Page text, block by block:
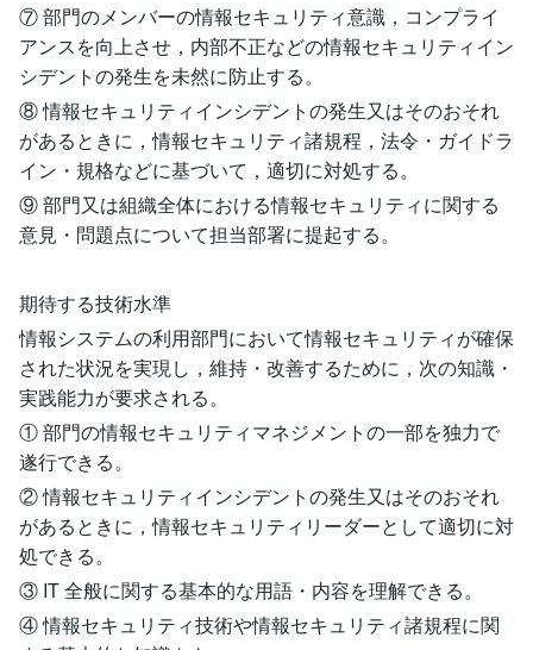
⑦ 部門のメンバーの情報セキュリティ意識，コンプライ
アンスを向上させ，内部不正などの情報セキュリティイン
シデントの発生を未然に防止する。
⑧ 情報セキュリティインシデントの発生又はそのおそれ
があるときに，情報セキュリティ諸規程，法令・ガイドラ
イン・規格などに基づいて，適切に対処する。
⑨ 部門又は組織全体における情報セキュリティに関する
意見・問題点について担当部署に提起する。
期待する技術水準
情報システムの利用部門において情報セキュリティが確保
された状況を実現し，維持・改善するために，次の知識・
実践能力が要求される。
① 部門の情報セキュリティマネジメントの一部を独力で
遂行できる。
② 情報セキュリティインシデントの発生又はそのおそれ
があるときに，情報セキュリティリーダーとして適切に対
処できる。
③ IT 全般に関する基本的な用語・内容を理解できる。
④ 情報セキュリティ技術や情報セキュリティ諸規程に関